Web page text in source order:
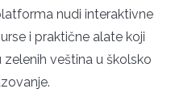
nudi interaktivne
i praktične alate koji
veština u školsko